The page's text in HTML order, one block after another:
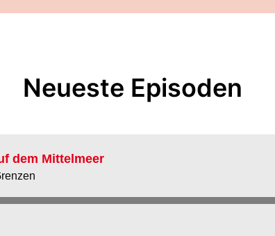
Neueste Episoden
dem Mittelmeer